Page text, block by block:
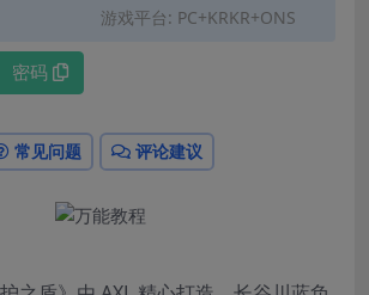
游戏平台: PC+KRKR+ONS
密码
常见问题 评论建议